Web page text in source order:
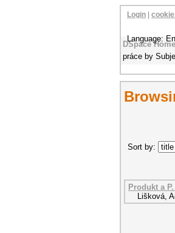
DSpace Home
práce by
Login
Language:
Sort by:
Produkt a
Lišková,